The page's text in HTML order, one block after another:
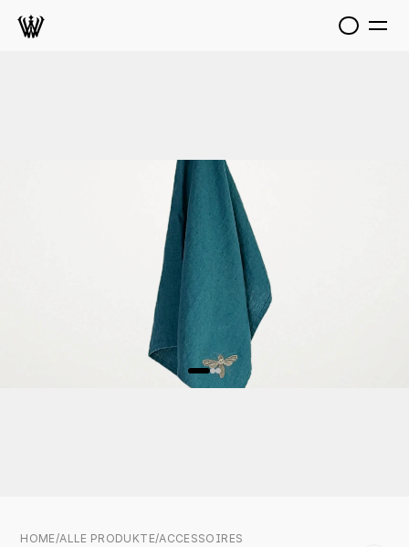
HOME/ALLE PRODUKTE/ACCESSOIRES